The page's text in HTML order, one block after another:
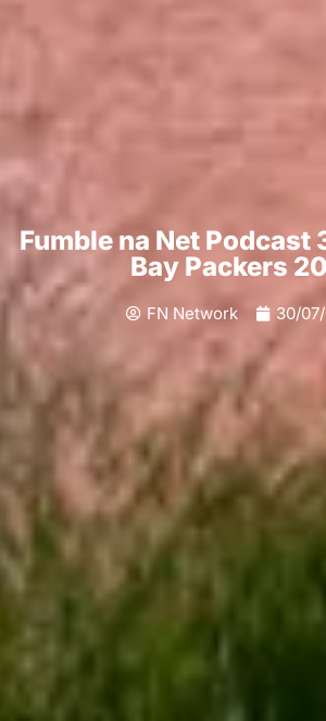
Fumble na Net Podcast
Bay Packers
FN Network 30/